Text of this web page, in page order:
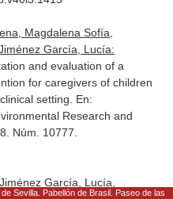
Magdalena Sofía,
García, Lucía:
and evaluation of a
for caregivers of children
setting. En:
Research and
Núm. 10777.
García, Lucía,
Sevilla. Pabellón de Brasil. Paseo de las